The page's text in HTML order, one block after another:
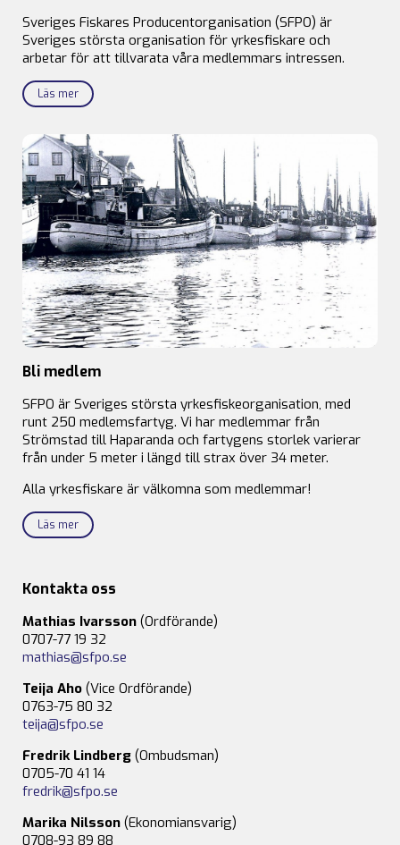
Sveriges Fiskares Producentorganisation (SFPO) är
Sveriges största organisation för yrkesfiskare och
arbetar för att tillvarata våra medlemmars intressen.
Läs mer
Bli medlem
SFPO är Sveriges största yrkesfiskeorganisation, med
runt 250 medlemsfartyg. Vi har medlemmar från
Strömstad till Haparanda och fartygens storlek varierar
från under 5 meter i längd till strax över 34 meter.
Alla yrkesfiskare är välkomna som medlemmar!
Läs mer
Kontakta oss
Mathias Ivarsson (Ordförande)
0707-77 19 32
mathias@sfpo.se
Teija Aho (Vice Ordförande)
0763-75 80 32
teija@sfpo.se
Fredrik Lindberg (Ombudsman)
0705-70 41 14
fredrik@sfpo.se
Marika Nilsson (Ekonomiansvarig)
0708-93 89 88